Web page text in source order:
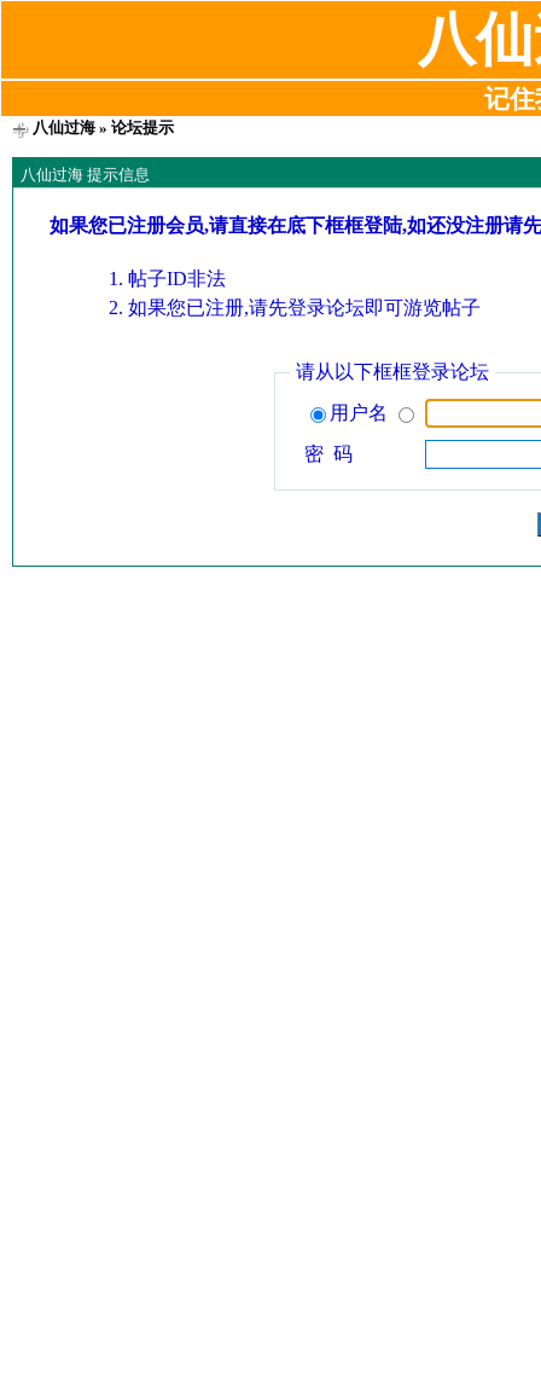
八
记住
八仙过海» 论坛提示
八仙过海 提示信息
如果您已注册会员,请直接在底下框框登陆,如还没注册请
帖子ID非法
如果您已注册,请先登录论坛即可游览帖子
请从以下框框登录论坛
用户名
密 码